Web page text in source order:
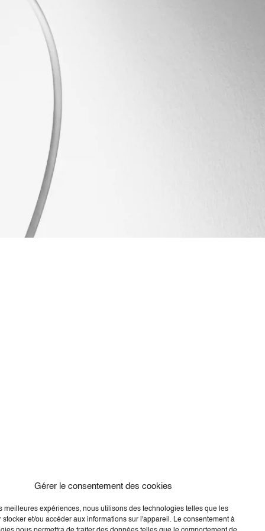
Gérer le consentement des cookies
meilleures expériences, nous utilisons des technologies telles que les
stocker et/ou accéder aux informations sur l'appareil. Le consentement à